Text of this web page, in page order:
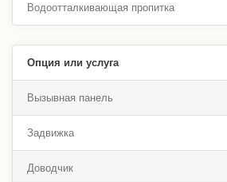
Водоотталкивающая пропитка
Опция или услуга
Вызывная панель
Задвижка
Доводчик